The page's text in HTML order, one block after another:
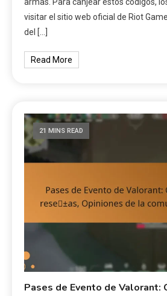
visitar el sitio web oficial de Riot
del […]
Read More
21 MINS READ
Pases de Evento de Valorant: